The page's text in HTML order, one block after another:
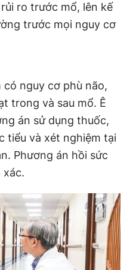
ro trước mổ, lên kế
trước mọi nguy cơ
có nguy cơ phù não,
trong và sau mổ. Ê
án sử dụng thuốc,
tiểu và xét nghiệm tại
Phương án hồi sức
xác.